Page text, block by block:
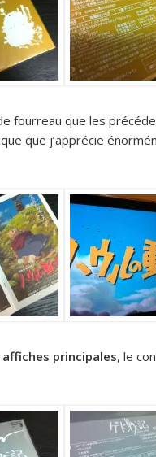
fourreau que les
que j’apprécie
affiches principales, le